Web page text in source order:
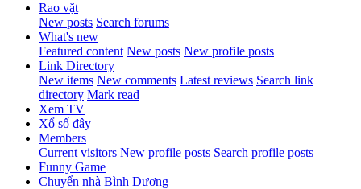
Rao vặt
New posts Search forums
What's new
Featured content New posts New profile posts
Link Directory
New items New comments Latest reviews Search link
directory Mark read
Xem TV
Xổ số đây
Members
Current visitors New profile posts Search profile posts
Funny Game
Chuyển nhà Bình Dương